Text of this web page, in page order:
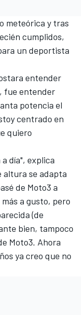
meteórica y tras
cumplidos,
un deportista
entender
fue entender
potencia el
centrado en
quiero
día", explica
altura se adapta
de Moto3 a
a gusto, pero
(de
bien, tampoco
Moto3. Ahora
ya creo que no